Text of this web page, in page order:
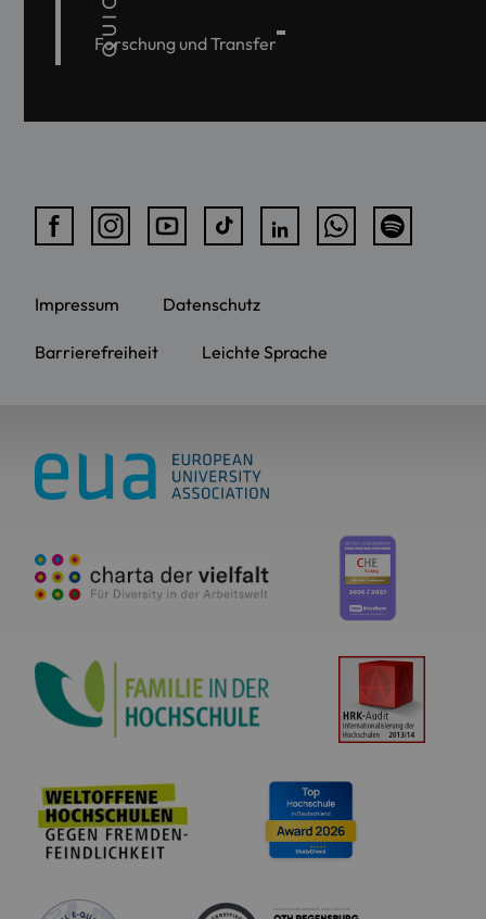
Forschung und Transfer
Impressum Datenschutz
Barrierefreiheit Leichte Sprache